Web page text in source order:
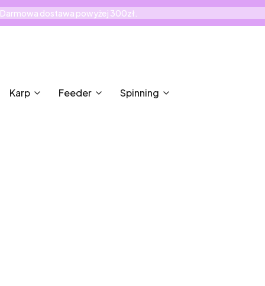
Darmowa dostawa powyżej 300zł.
Karp Feeder Spinning